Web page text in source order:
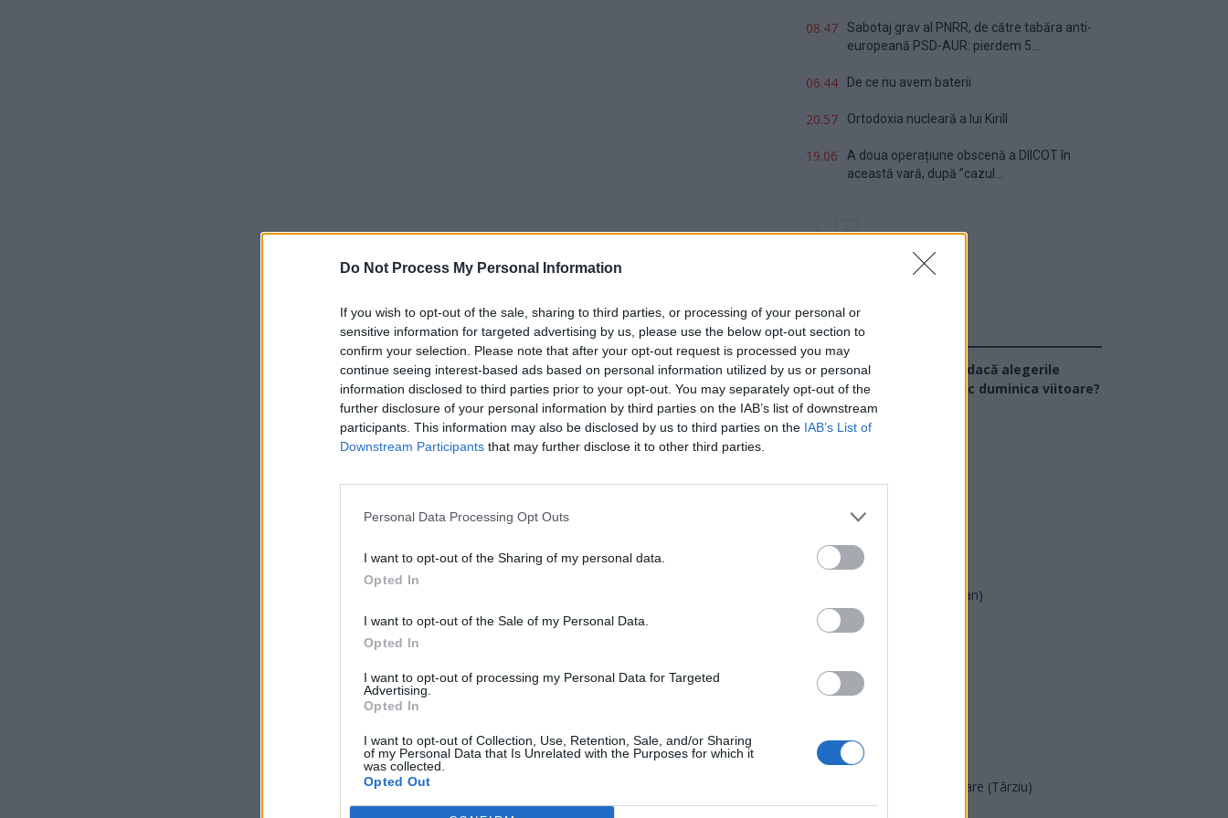
Do Not Process My Personal Information
If you wish to opt-out of the sale, sharing to third parties, or processing of your personal or
sensitive information for targeted advertising by us, please use the below opt-out section to
confirm your selection. Please note that after your opt-out request is processed you may
continue seeing interest-based ads based on personal information utilized by us or personal
information disclosed to third parties prior to your opt-out. You may separately opt-out of the
further disclosure of your personal information by third parties on the IAB’s list of downstream
participants. This information may also be disclosed by us to third parties on the IAB’s List of
Downstream Participants that may further disclose it to other third parties.
Personal Data Processing Opt Outs
I want to opt-out of the Sharing of my personal data.
Opted In
I want to opt-out of the Sale of my Personal Data.
Opted In
I want to opt-out of processing my Personal Data for Targeted
Advertising.
Opted In
I want to opt-out of Collection, Use, Retention, Sale, and/or Sharing
of my Personal Data that Is Unrelated with the Purposes for which it
was collected.
Opted Out
08.47
Sabotaj grav al PNRR, de către tabăra anti-
europeană PSD-AUR: pierdem 5...
06.44 De ce nu avem baterii
20.57 Ortodoxia nucleară a lui Kirill
19.06
A doua operațiune obscenă a DIICOT în
această vară, după ”cazul...
Sondaj
Ce partid ați vota dacă alegerile
parlamentare ar avea loc duminica viitoare?
USR
PSD
AUR
PMP (Tomac)
Forța Dreptei (L. Orban)
PNȚMM
SENS
PACE (Peia)
Acțiunea Conservatoare (Târziu)